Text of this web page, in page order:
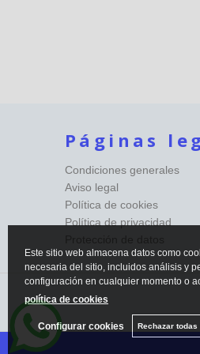
Páginas
Condiciones generales
Aviso legal
Política de cookies
Política de privacidad
Este sitio web almacena datos como
necesaria del sitio, incluidos análisis y
configuración en cualquier momento o
política de cookies
Configurar cookies Rechazar